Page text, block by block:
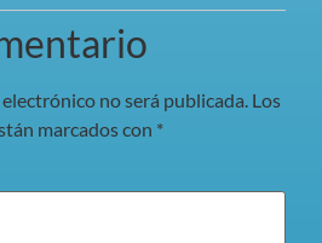
no será publicada. Los
marcados con *